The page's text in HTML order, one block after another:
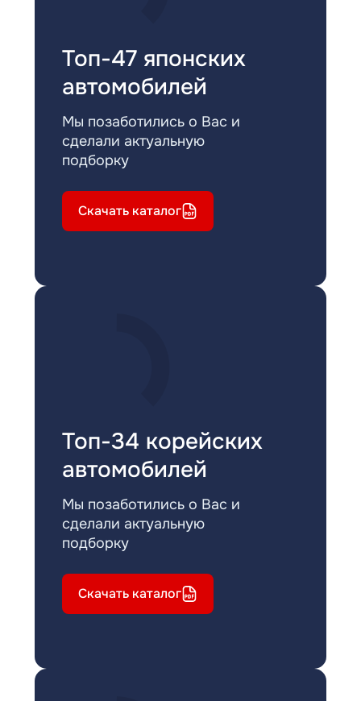
Топ-47 японских
автомобилей
Мы позаботились о Вас и
сделали актуальную
подборку
Скачать каталог
Топ-34 корейских
автомобилей
Мы позаботились о Вас и
сделали актуальную
подборку
Скачать каталог